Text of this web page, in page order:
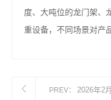
度、大吨位的龙门架、
重设备，不同场景对产
PREV： 2026年2月全自动